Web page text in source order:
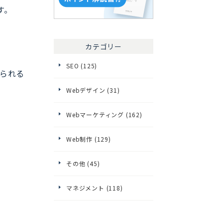
れる
カテゴリー
SEO (125)
Webデザイン (31)
Webマーケティング (162)
Web制作 (129)
その他 (45)
マネジメント (118)